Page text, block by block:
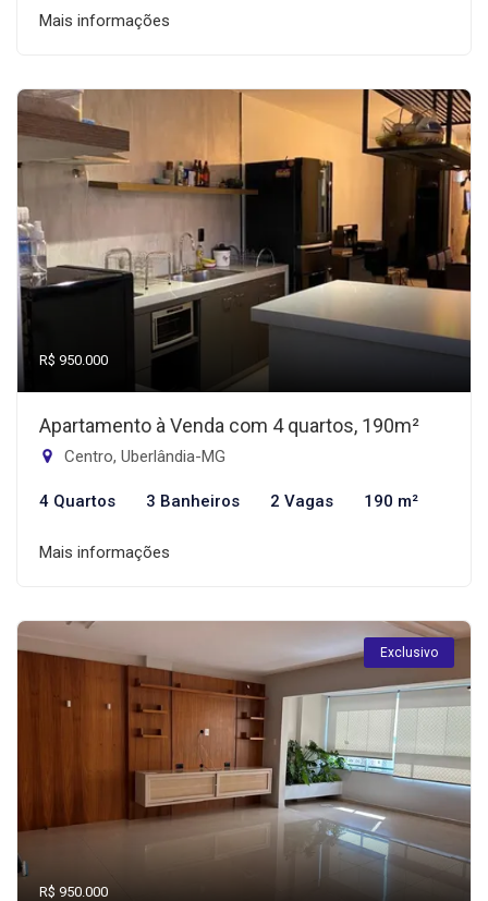
Mais informações
R$ 950.000
Apartamento à Venda com 4 quartos, 190m²
Centro, Uberlândia-MG
4 Quartos 3 Banheiros 2 Vagas 190 m²
Mais informações
Exclusivo
R$ 950.000